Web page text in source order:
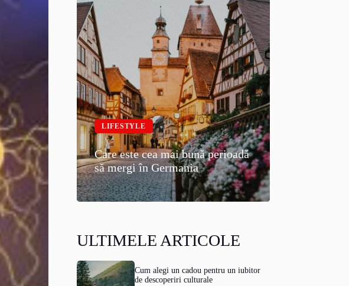
LIFESTYLE
Care este cea mai bună perioadă
să mergi în Germania
ULTIMELE ARTICOLE
Cum alegi un cadou pentru un iubitor
de descoperiri culturale